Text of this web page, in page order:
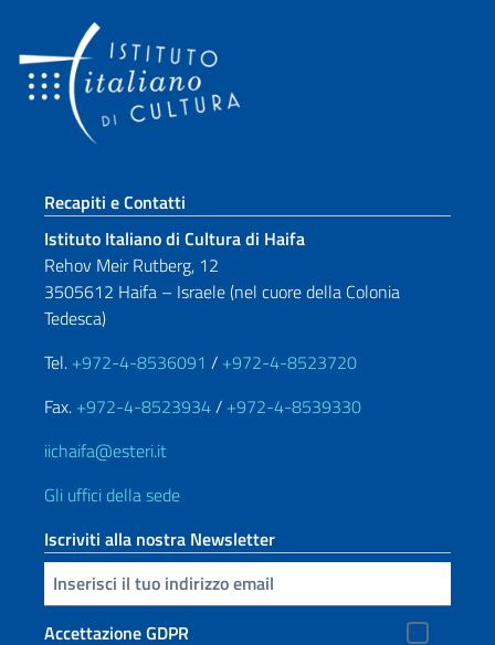
Sezione footer
Recapiti e Contatti
Istituto Italiano di Cultura di Haifa
Rehov Meir Rutberg, 12
3505612 Haifa – Israele (nel cuore della Colonia
Tedesca)
Tel. +972-4-8536091 / +972-4-8523720
Fax. +972-4-8523934/ +972-4-8539330
iichaifa@esteri.it
Gli uffici della sede
Iscriviti alla nostra Newsletter
Inserisci la tua email
Accettazione GDPR